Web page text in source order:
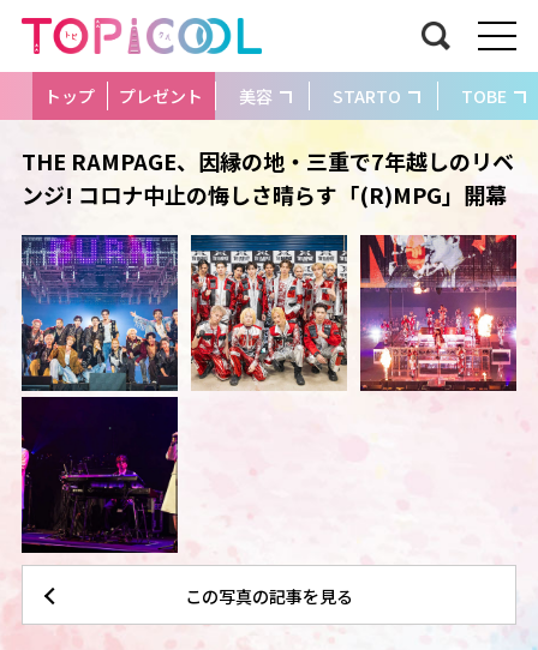
トップ プレゼント 美容 STARTO TOBE
THE RAMPAGE、因縁の地・三重で7年越しのリベ
ンジ! コロナ中止の悔しさ晴らす「(R)MPG」開幕
この写真の記事を見る